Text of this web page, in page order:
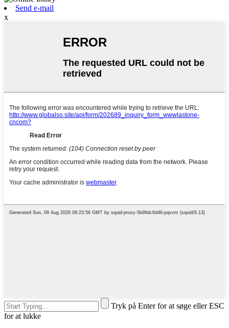
Send e-mail
x
Tryk på Enter for at søge eller ESC
for at lukke